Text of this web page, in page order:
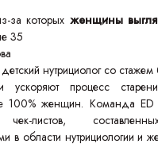
за которых женщины
35
нутрициолог со стажем
ускоряют процесс
100% женщин. Команда ED
листов,
в области нутрициологии и